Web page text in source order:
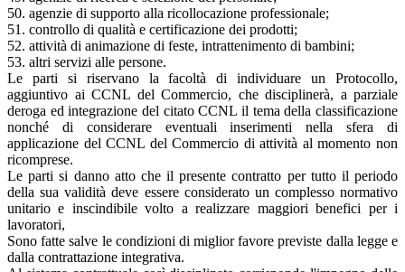
50. agenzie di supporto alla ricollocazione professionale;
51. controllo di qualità e certificazione dei prodotti;
52. attività di animazione di feste, intrattenimento di bambini;
53. altri servizi alle persone.
Le parti si riservano la facoltà di individuare un Protocollo,
aggiuntivo ai CCNL del Commercio, che disciplinerà, a parziale
deroga ed integrazione del citato CCNL il tema della classificazione
nonché di considerare eventuali inserimenti nella sfera di
applicazione del CCNL del Commercio di attività al momento non
ricomprese.
Le parti si danno atto che il presente contratto per tutto il periodo
della sua validità deve essere considerato un complesso normativo
unitario e inscindibile volto a realizzare maggiori benefici per i
lavoratori,
Sono fatte salve le condizioni di miglior favore previste dalla legge e
dalla contrattazione integrativa.